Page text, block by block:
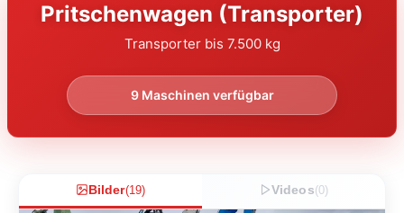
Pritschenwagen (Transporter)
Transporter bis 7.500 kg
9 Maschinen verfügbar
Bilder(19) Videos(0)